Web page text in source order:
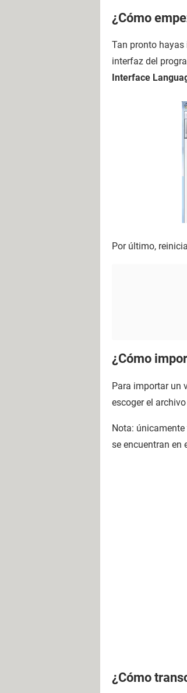
¿Cómo
Tan pronto hayas
interfaz del
Interface
Por último,
¿Cómo
Para importar un
escoger el
Nota:
se encuentran en
¿Cómo